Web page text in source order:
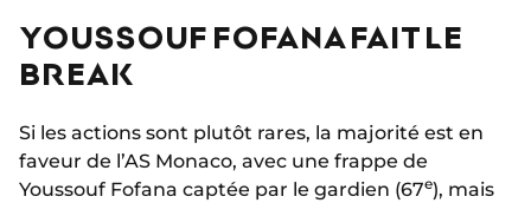
YOUSSOUF FOFANA FAIT LE
BREAK
Si les actions sont plutôt rares, la majorité est en
faveur de l’AS Monaco, avec une frappe de
Youssouf Fofana captée par le gardien (67e), mais